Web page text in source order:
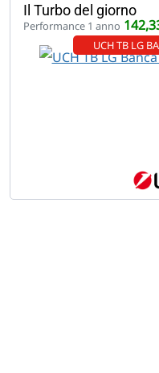
Il Turbo del giorno
Performance 1 anno
UCH TB LG